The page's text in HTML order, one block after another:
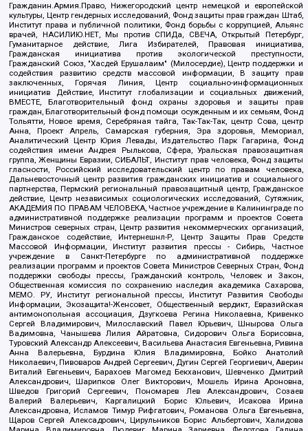
Гражданин.Армия.Право, Нижегородский центр немецкой и европейской
культуры, Центр гендерных исследований, Фонд защиты прав граждан Штаб,
Институт права и публичной политики, Фонд борьбы с коррупцией, Альянс
врачей, НАСИЛИЮ.НЕТ, Мы против СПИДа, СВЕЧА, Открытый Петербург,
Гуманитарное действие, Лига Избирателей, Правовая инициатива,
Гражданская инициатива против экологической преступности,
Гражданский Союз, "Хасдей Ерушалаим" (Милосердие), Центр поддержки и
содействия развитию средств массовой информации, В защиту прав
заключенных, Горячая Линия, Центр социально-информационных
инициатив Действие, Институт глобализации и социальных движений,
ВМЕСТЕ, Благотворительный фонд охраны здоровья и защиты прав
граждан, Благотворительный фонд помощи осужденным и их семьям, Фонд
Тольятти, Новое время, Серебряная тайга, Так-Так-Так, центр Сова, центр
Анна, Проект Апрель, Самарская губерния, Эра здоровья, Мемориал,
Аналитический Центр Юрия Левады, Издательство Парк Гагарина, Фонд
содействия имени Андрея Рылькова, Сфера, Уральская правозащитная
группа, Женщины Евразии, СИБАЛЬТ, Институт прав человека, Фонд защиты
гласности, Российский исследовательский центр по правам человека,
Дальневосточный центр развития гражданских инициатив и социального
партнерства, Пермский региональный правозащитный центр, Гражданское
действие, Центр независимых социологических исследований, Сутяжник,
АКАДЕМИЯ ПО ПРАВАМ ЧЕЛОВЕКА, Частное учреждение в Калининграде по
административной поддержке реализации программ и проектов Совета
Министров северных стран, Центр развития некоммерческих организаций,
Гражданское содействие, Интернешнл-Р, Центр Защиты Прав Средств
Массовой Информации, Институт развития прессы - Сибирь, Частное
учреждение в Санкт-Петербурге по административной поддержке
реализации программ и проектов Совета Министров Северных Стран, Фонд
поддержки свободы прессы, Гражданский контроль, Человек и Закон,
Общественная комиссия по сохранению наследия академика Сахарова,
МЕМО. РУ, Институт региональной прессы, Институт Развития Свободы
Информации, Экозащита!-Женсовет, Общественный вердикт, Евразийская
антимонопольная ассоциация, Дзугкоева Регина Николаевна, Кривенко
Сергей Владимирович, Милославский Павел Юрьевич, Шнырова Ольга
Вадимовна, Чанышева Лилия Айратовна, Сидорович Ольга Борисовна,
Туровский Александр Алексеевич, Васильева Анастасия Евгеньевна, Ривина
Анна Валерьевна, Бурдина Юлия Владимировна, Бойко Анатолий
Николаевич, Пивоваров Андрей Сергеевич, Дугин Сергей Георгиевич, Аверин
Виталий Евгеньевич, Барахоев Магомед Бекханович, Шевченко Дмитрий
Александрович, Шарипков Олег Викторович, Мошель Ирина Ароновна,
Шведов Григорий Сергеевич, Пономарев Лев Александрович, Созаев
Валерий Валерьевич, Каргалицкий Борис Юльевич, Исакова Ирина
Александровна, Исламов Тимур Рифгатович, Романова Ольга Евгеньевна,
Щаров Сергей Алексадрович, Цирульников Борис Альбертович, Халидова